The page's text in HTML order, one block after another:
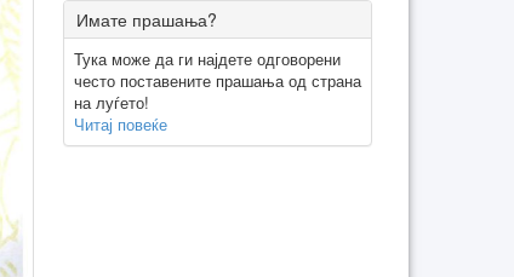
Имате прашања?
Тука може да ги најдете одговорени
често поставените прашања од страна
на луѓето!
Читај повеќе